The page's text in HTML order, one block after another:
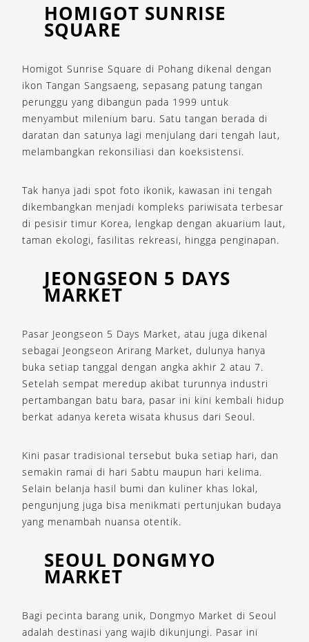
HOMIGOT SUNRISE
SQUARE
Homigot Sunrise Square di Pohang dikenal dengan
ikon Tangan Sangsaeng, sepasang patung tangan
perunggu yang dibangun pada 1999 untuk
menyambut milenium baru. Satu tangan berada di
daratan dan satunya lagi menjulang dari tengah laut,
melambangkan rekonsiliasi dan koeksistensi.
Tak hanya jadi spot foto ikonik, kawasan ini tengah
dikembangkan menjadi kompleks pariwisata terbesar
di pesisir timur Korea, lengkap dengan akuarium laut,
taman ekologi, fasilitas rekreasi, hingga penginapan.
JEONGSEON 5 DAYS
MARKET
Pasar Jeongseon 5 Days Market, atau juga dikenal
sebagai Jeongseon Arirang Market, dulunya hanya
buka setiap tanggal dengan angka akhir 2 atau 7.
Setelah sempat meredup akibat turunnya industri
pertambangan batu bara, pasar ini kini kembali hidup
berkat adanya kereta wisata khusus dari Seoul.
Kini pasar tradisional tersebut buka setiap hari, dan
semakin ramai di hari Sabtu maupun hari kelima.
Selain belanja hasil bumi dan kuliner khas lokal,
pengunjung juga bisa menikmati pertunjukan budaya
yang menambah nuansa otentik.
SEOUL DONGMYO
MARKET
Bagi pecinta barang unik, Dongmyo Market di Seoul
adalah destinasi yang wajib dikunjungi. Pasar ini